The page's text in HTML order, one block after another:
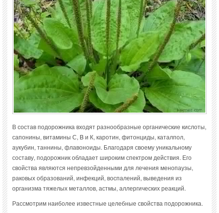
В состав подорожника входят разнообразные органические кислоты,
сапонины, витамины С, B и К, каротин, фитонциды, каталпол,
аукубин, таннины, флавоноиды. Благодаря своему уникальному
составу, подорожник обладает широким спектром действия. Его
свойства являются непревзойденными для лечения менопаузы,
раковых образований, инфекций, воспалений, выведения из
организма тяжелых металлов, астмы, аллергических реакций.
Рассмотрим наиболее известные целебные свойства подорожника.